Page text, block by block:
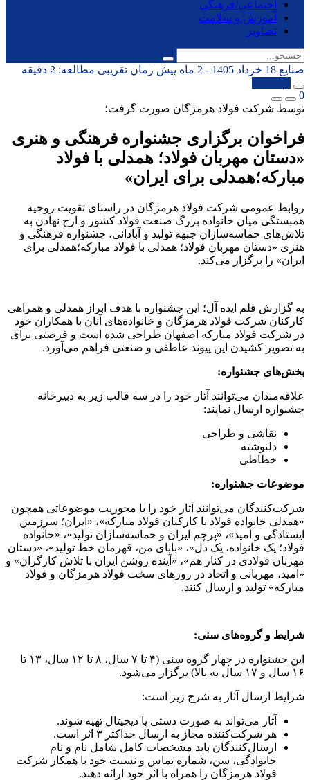
اجتماعی/فرهنگی
آموزش و سلامت
تصاویر
صنایع 18 خرداد 1405 - 2 ماه پیش
زمان تقریبی مطالعه: 2 دقیقه
0
توسط شرکت فولاد هرمزگان صورت گرفت؛
فراخوان برگزاری جشنواره فرهنگی و هنری
«دستان مهربان فولاد؛ همدلی با فولاد
مبارکه؛همدلی برای ایران»
روابط عمومی شرکت فولاد هرمزگان در راستای تقویت روحیه
همبستگی میان خانواده بزرگ صنعت فولاد کشور و ارج نهادن به
تلاش‌های حماسه‌سازان جبهه تولید و آبادانی، جشنواره فرهنگی و
هنری «دستان مهربان فولاد؛ همدلی با فولاد مبارکه؛همدلی برای
ایران» را برگزار می‌کند.
به گزارش قلم ایده آل؛ این جشنواره با هدف ابراز همدلی و همراهی
کارکنان شرکت فولاد هرمزگان و خانواده‌های آنان با همکاران خود
در شرکت فولاد مبارکه اصفهان طراحی شده است و فرصتی برای
به تصویر کشیدن این پیوند عاطفی و صنعتی فراهم می‌آورد.
بخش‌های جشنواره:
علاقه‌مندان می‌توانند آثار خود را در سه قالب زیر به دبیرخانه
جشنواره ارسال نمایند:
نقاشی و طراحی
دلنوشته
خطاطی
موضوعات جشنواره:
شرکت‌کنندگان می‌توانند آثار خود را با محوریت موضوعاتی همچون
«همدلی خانواده فولاد با کارکنان فولاد مبارکه»، «ایران؛ سرزمین
ایستادگی و امید»، «پرچم ایران و حماسه‌سازان تولید»، «خانواده
فولاد؛ یک خانواده، یک دل»، «بابای من، قهرمان خط تولید»، «دستان
مهربان فولادی در کنار هم»، «آینده روشن ایران با تلاش کارگران» و
«امید، مهربانی و اتحاد در روزهای سخت فولاد هرمزگان و فولاد
مبارکه» تولید و ارسال کنند.
شرایط و گروه‌های سنی:
این جشنواره در چهار گروه سنی (۴ تا ۷ سال، ۸ تا ۱۲ سال، ۱۳ تا
۱۶ سال و ۱۷ سال به بالا) برگزار می‌شود.
شرایط ارسال آثار به شرح زیر است:
آثار می‌تواند به صورت دستی یا دیجیتال تهیه شوند.
هر شرکت‌کننده مجاز به ارسال حداکثر ۳ اثر است.
ارسال‌کنندگان باید مشخصات کامل شامل نام و نام
خانوادگی، سن، شماره تماس و نسبت خود با همکار شرکت
فولاد هرمزگان را همراه با اثر خود ارائه دهند.